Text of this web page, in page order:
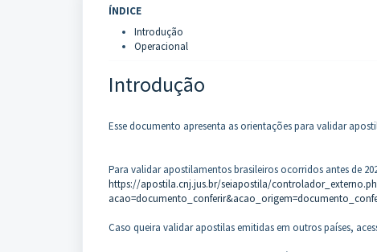
ÍNDICE
Introdução
Operacional
Introdução
Esse documento apresenta as orientações para validar
Para validar apostilamentos brasileiros ocorridos antes de
https://apostila.cnj.jus.br/seiapostila/
Caso queira validar apostilas emitidas em outros países,